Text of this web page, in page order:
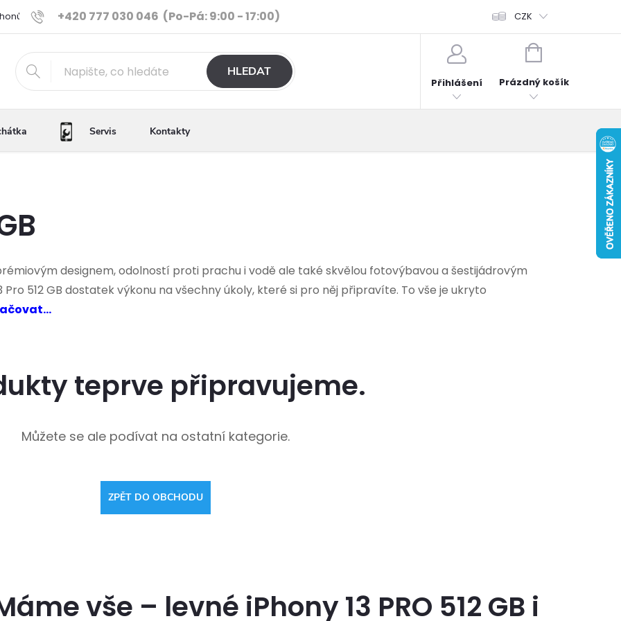
+420 777 030 046 (Po-Pá: 9:00 - 17:00)
Ověřené iPhony Výhody e-shopu Porovnání telefonů Hodnocení obchodu
CZK
HLEDAT
Přihlášení
NÁKUPNÍ
Prázdný košík
Servis Kontakty
prémiovým designem, odolností proti prachu i vodě ale také skvělou fotovýbavou a šestijádrovým
512 GB dostatek výkonu na všechny úkoly, které si pro něj připravíte. To vše je ukryto
teprve připravujeme.
Můžete se ale podívat na ostatní kategorie.
ZPĚT DO OBCHODU
vše – levné iPhony 13 PRO 512 GB i